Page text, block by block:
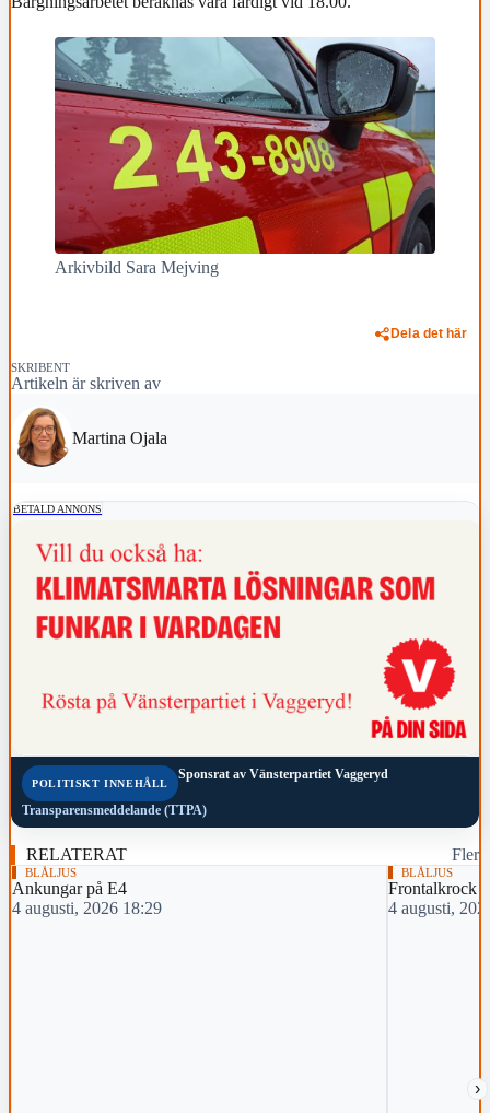
Arkivbild Sara Mejving
Dela det här
SKRIBENT
Artikeln är skriven av
Martina Ojala
BETALD ANNONS
POLITISKT INNEHÅLL
Sponsrat av Vänsterpartiet Vaggeryd
Transparensmeddelande (TTPA)
RELATERAT Fler
›
BLÅLJUS
Ankungar på E4
4 augusti, 2026 18:29
BLÅLJUS
Frontalkrock
4 augusti,